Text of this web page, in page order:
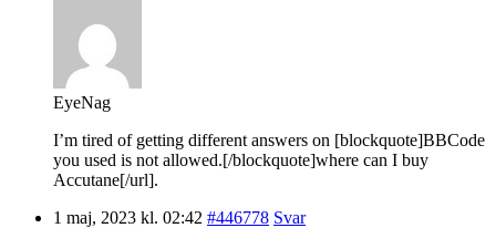
EyeNag
I’m tired of getting different answers on [blockquote]BBCode
you used is not allowed.[/blockquote]where can I buy
Accutane[/url].
1 maj, 2023 kl. 02:42 #446778 Svar